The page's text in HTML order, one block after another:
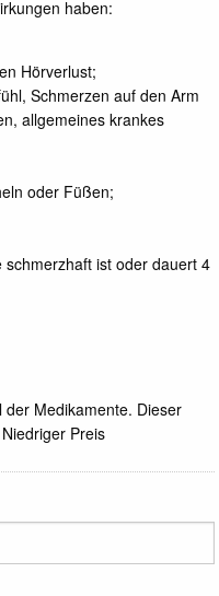
haben:
Hörverlust;
Schmerzen auf den Arm
allgemeines krankes
oder Füßen;
ist oder dauert 4
Medikamente. Dieser
Preis